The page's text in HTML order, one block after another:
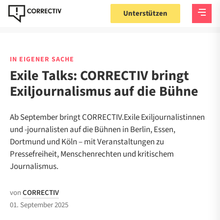
Unterstützen
IN EIGENER SACHE
Exile Talks: CORRECTIV bringt
Exiljournalismus auf die Bühne
Ab September bringt CORRECTIV.Exile Exiljournalistinnen
und -journalisten auf die Bühnen in Berlin, Essen,
Dortmund und Köln – mit Veranstaltungen zu
Pressefreiheit, Menschenrechten und kritischem
Journalismus.
vonCORRECTIV
01. September 2025